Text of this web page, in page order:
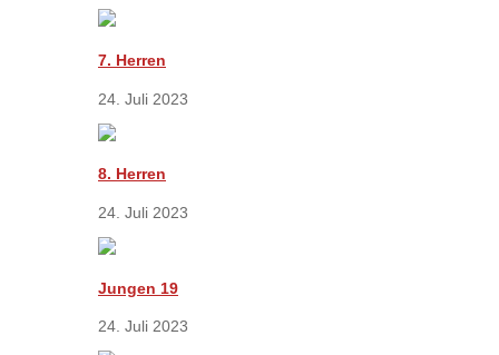
7. Herren
24. Juli 2023
8. Herren
24. Juli 2023
Jungen 19
24. Juli 2023